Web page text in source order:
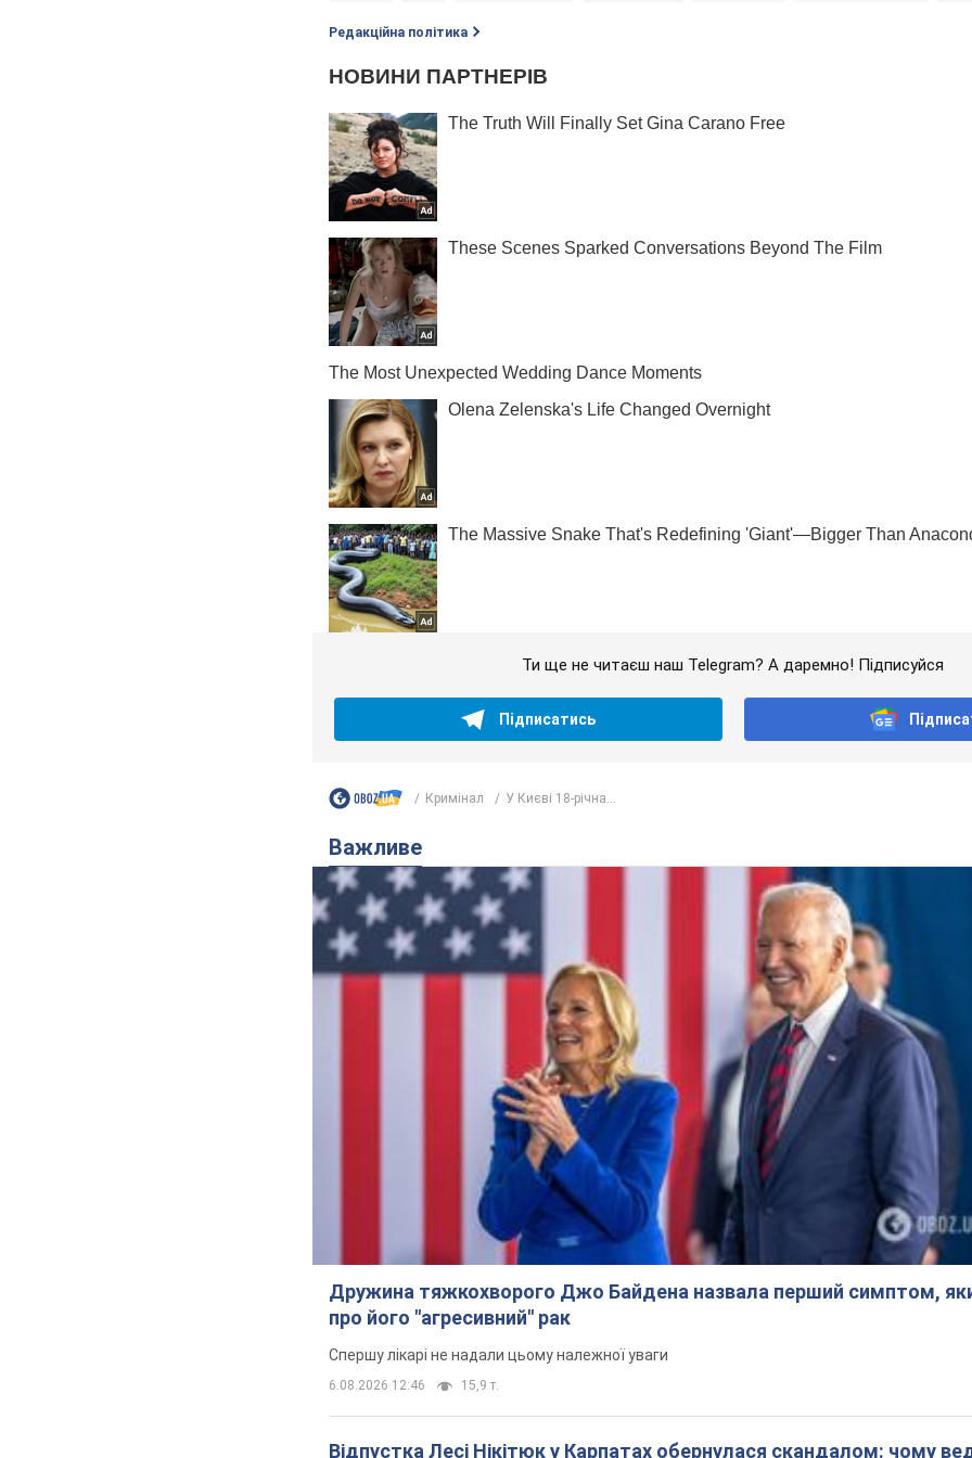
Редакційна політика
Ти ще не читаєш наш Telegram? А даремно! Підписуйся
Підписатись
Кримінал У Києві 18-річна...
Важливе
Дружина тяжкохворого Джо Байдена назвала перший симптом,
про його "агресивний" рак
Спершу лікарі не надали цьому належної уваги
6.08.2026 12:46 15,9 т.
Відпустка Лесі Нікітюк у Карпатах обернулася скандалом: чому